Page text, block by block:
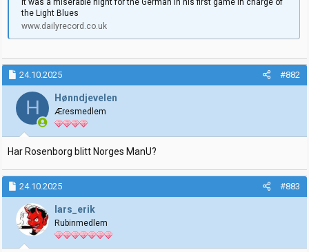
It was a miserable night for the German in his first game in charge of
the Light Blues
www.dailyrecord.co.uk
24.10.2025 #882
H Hønndjevelen
Æresmedlem
Har Rosenborg blitt Norges ManU?
24.10.2025 #883
lars_erik
Rubinmedlem